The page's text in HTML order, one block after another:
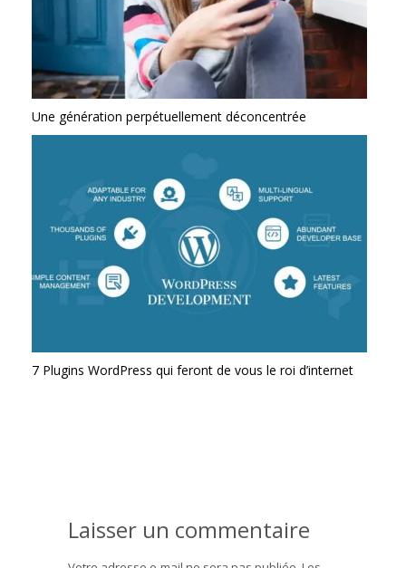
Une génération perpétuellement déconcentrée
7 Plugins WordPress qui feront de vous le roi d’internet
Laisser un commentaire